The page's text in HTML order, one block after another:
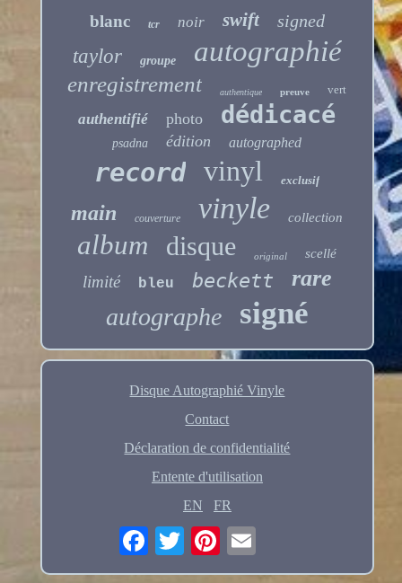
blanc tcr noir swift signed
taylor groupe autographié
enregistrement authentique preuve vert
authentifié photo dédicacé
psadna édition autographed
record vinyl exclusif
main couverture vinyle collection
album disque original scellé
limité bleu beckett rare
autographe signé
Disque Autographié Vinyle
Contact
Déclaration de confidentialité
Entente d'utilisation
EN
FR